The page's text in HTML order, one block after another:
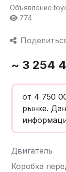
Объявление
774
~ 3 254
от 4 750
рынке.
Двигатель
Коробка